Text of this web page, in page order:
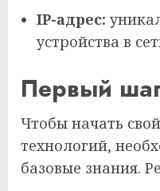
IP-адрес:
устройства в
Первый
Чтобы начать
технологий,
базовые знания.